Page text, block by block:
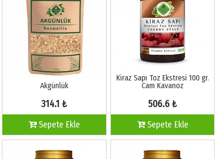
Akgünlük
314.1 ₺
Sepete Ekle
Kiraz Sapı Toz Ekstresi 100 gr.
Cam Kavanoz
506.6 ₺
Sepete Ekle